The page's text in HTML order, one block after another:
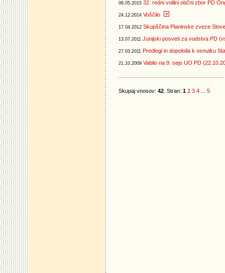
06.05.2015 32. redni volilni občni zbor PD
24.12.2014 Voščilo
17.04.2012 Skupščina Planinske zveze
13.07.2011 Junijski posveti za vodstva PD
27.03.2011 Predlogi in dopolnila k osnutku
21.10.2009 Vabilo na 9. sejo UO PD
Skupaj vnosov: 42 . Stran: 1 2 3 4 5